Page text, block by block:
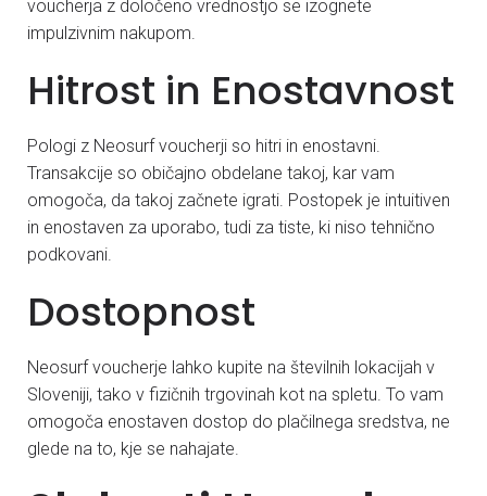
voucherja z določeno vrednostjo se izognete
impulzivnim nakupom.
Hitrost in Enostavnost
Pologi z Neosurf voucherji so hitri in enostavni.
Transakcije so običajno obdelane takoj, kar vam
omogoča, da takoj začnete igrati. Postopek je intuitiven
in enostaven za uporabo, tudi za tiste, ki niso tehnično
podkovani.
Dostopnost
Neosurf voucherje lahko kupite na številnih lokacijah v
Sloveniji, tako v fizičnih trgovinah kot na spletu. To vam
omogoča enostaven dostop do plačilnega sredstva, ne
glede na to, kje se nahajate.